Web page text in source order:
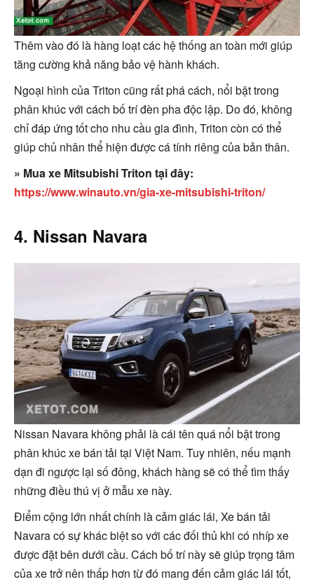
Thêm vào đó là hàng loạt các hệ thống an toàn mới giúp
tăng cường khả năng bảo vệ hành khách.
Ngoại hình của Triton cũng rất phá cách, nổi bật trong
phân khúc với cách bố trí đèn pha độc lập. Do đó, không
chỉ đáp ứng tốt cho nhu cầu gia đình, Triton còn có thể
giúp chủ nhân thể hiện được cá tính riêng của bản thân.
» Mua xe Mitsubishi Triton tại đây:
https://www.winauto.vn/gia-xe-mitsubishi-triton/
4. Nissan Navara
Nissan Navara không phải là cái tên quá nổi bật trong
phân khúc xe bán tải tại Việt Nam. Tuy nhiên, nếu mạnh
dạn đi ngược lại số đông, khách hàng sẽ có thể tìm thấy
những điều thú vị ở mẫu xe này.
Điểm cộng lớn nhất chính là cảm giác lái, Xe bán tải
Navara có sự khác biệt so với các đối thủ khi có nhíp xe
được đặt bên dưới cầu. Cách bố trí này sẽ giúp trọng tâm
của xe trở nên thấp hơn từ đó mang đến cảm giác lái tốt,